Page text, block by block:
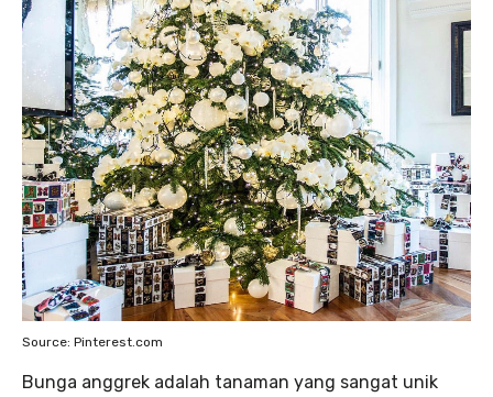
Source: Pinterest.com
Bunga anggrek adalah tanaman yang sangat unik